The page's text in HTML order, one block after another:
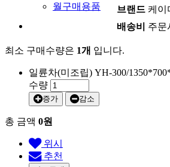
월구매용품
브랜드 케이
배송비
주문
최소 구매수량은 1개 입니다.
일륜차(미조립) YH-300/
수량
증가 감소
총 금액 0원
위시
추천